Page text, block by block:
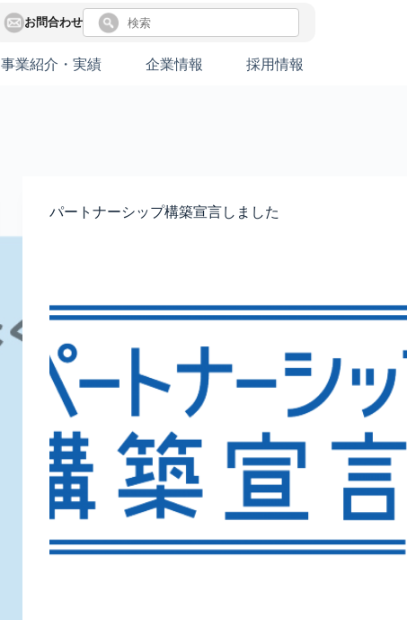
お問合わせ
事業紹介・実績 企業情報 採用情報
パートナーシップ構築宣言しました